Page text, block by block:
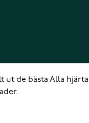
de bästa Alla